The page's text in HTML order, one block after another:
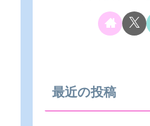
最近の投稿